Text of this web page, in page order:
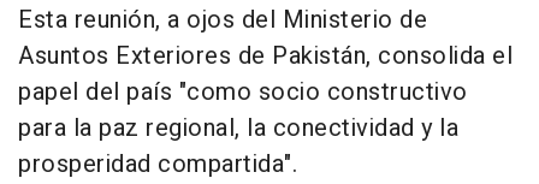
Esta reunión, a ojos del Ministerio de
Asuntos Exteriores de Pakistán, consolida el
papel del país "como socio constructivo
para la paz regional, la conectividad y la
prosperidad compartida".